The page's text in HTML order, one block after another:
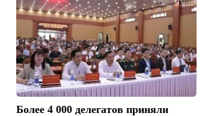
Более 4 000 делегатов приняли